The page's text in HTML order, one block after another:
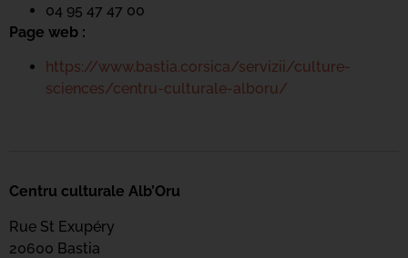
04 95 47 47 00
Page web :
https://www.bastia.corsica/servizii/culture-
sciences/centru-culturale-alboru/
Centru culturale Alb’Oru
Rue St Exupéry
20600 Bastia